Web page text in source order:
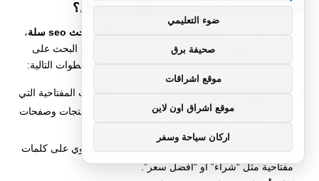
كيف اجعل متجري في سلة يطلع في قوقل؟
إذا كنت ترغب في معرفة خطوات تحسين محركات البحث seo سلة
،
وذلك لضمان ظهور متجرك في منصة “سلة” ضمن نتائج البحث على
جوجل، تحتاج إلى تحسين محركات البحث باستخدام الخطوات التالية:
اختيار الكلمات المفتاحية المناسبة
: ابحث عن الكلمات المفتاحية التي
يستخدمها العملاء واستهدفها في عناوين وأوصاف المنتجات وصفحات
تحسين عناوين المنتجات
: اجعلها واضحة وجذابة وتحتوي على كلمات
مفتاحية مثل “شراء” أو “أفضل سعر”.
ضوء التعليمي
صحيفة برق
موقع اشراقات
موقع اشراق اون لاين
اركان سياحة وسفر